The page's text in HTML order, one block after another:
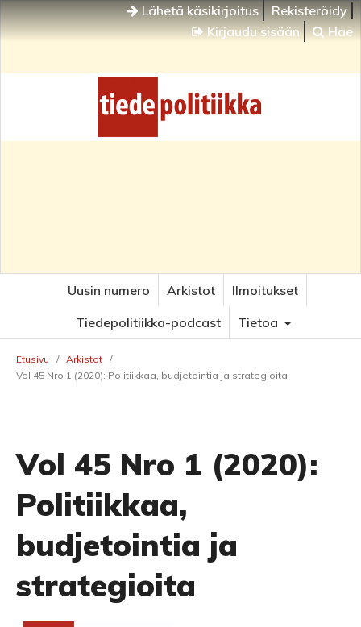
Lähetä käsikirjoitus
Rekisteröidy
Kirjaudu sisään
Hae
Uusin numero Arkistot
Ilmoitukset
Tiedepolitiikka-podcast
Tietoa
Etusivu / Arkistot /
Vol 45 Nro 1 (2020): Politiikkaa, budjetointia ja strategioita
Vol 45 Nro 1 (2020):
Politiikkaa,
budjetointia ja
strategioita